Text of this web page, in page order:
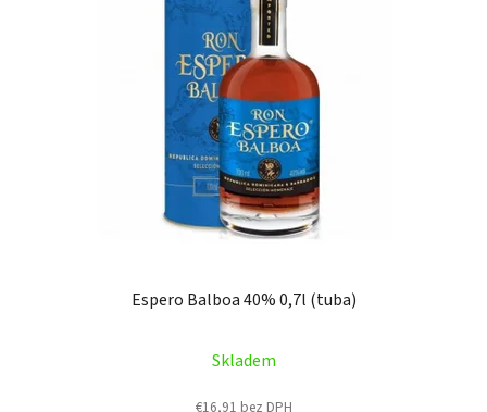
Espero Balboa 40% 0,7l (tuba)
Skladem
€16,91 bez DPH